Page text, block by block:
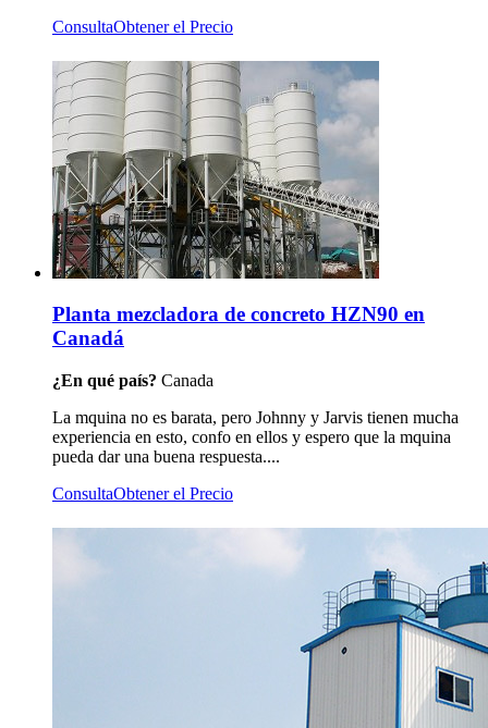
ConsultaObtener el Precio
Planta mezcladora de concreto HZN90 en
Canadá
¿En qué país? Canada
La mquina no es barata, pero Johnny y Jarvis tienen mucha
experiencia en esto, confo en ellos y espero que la mquina
pueda dar una buena respuesta....
ConsultaObtener el Precio